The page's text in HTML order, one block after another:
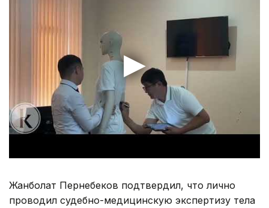
Жанболат Пернебеков подтвердил, что лично
проводил судебно-медицинскую экспертизу тела